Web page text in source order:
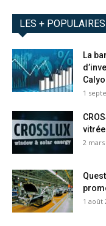
LES + POPULAIRES
La
1
2 mars
1 août